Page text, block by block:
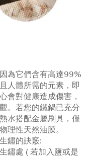
為它們含有高達99%
人體所需的元素，即
會對健康造成傷害，
。若您的鐵鍋已充分
水搭配金屬刷具，僅
理性天然油膜。
鏽的訣竅:
鏽處 ( 若加入鹽或是